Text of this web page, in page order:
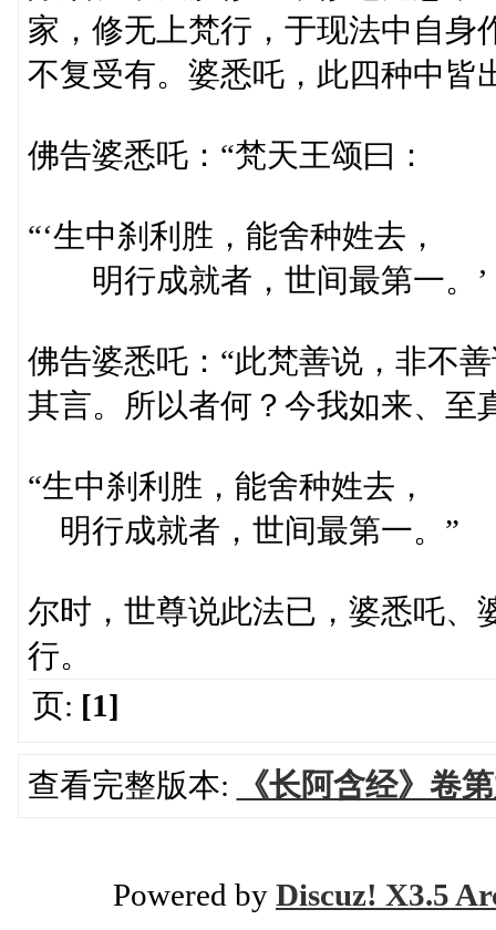
家，修无上梵行，于现法中自身
不复受有。婆悉吒，此四种中皆
佛告婆悉吒：“梵天王颂曰：
“‘生中刹利胜，能舍种姓去，
明行成就者，世间最第一。’
佛告婆悉吒：“此梵善说，非不
其言。所以者何？今我如来、至
“生中刹利胜，能舍种姓去，
明行成就者，世间最第一。”
尔时，世尊说此法已，婆悉吒、
行。
页: [1]
查看完整版本: 《长阿含经》卷
Powered by Discuz! X3.5